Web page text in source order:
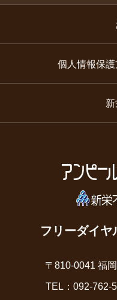
個人情報保護
フリーダイヤ
〒810-0041 福
TEL：092-762-